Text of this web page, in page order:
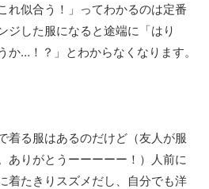
れ似合う！」ってわかるのは定番
ジした服になると途端に「はり
…！？」とわからなくなります。
着る服はあるのだけど（友人が服
ありがとうーーーーー！）人前に
着たきりスズメだし、自分でも洋